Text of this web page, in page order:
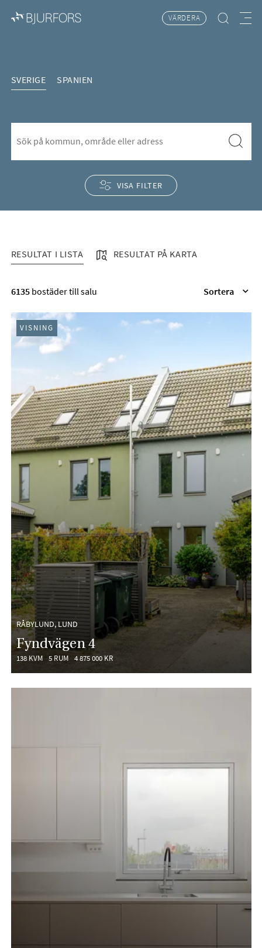
VÄRDERA
Hitta bostad
Meny
SVERIGE SPANIEN
VISA FILTER
Bostäder till salu
RESULTAT I LISTA RESULTAT PÅ KARTA
6135bostäder till salu Sortera
RÅBYLUND, LUND
Fyndvägen 4
138 KVM 5 RUM 4 875 000 KR
VISNING